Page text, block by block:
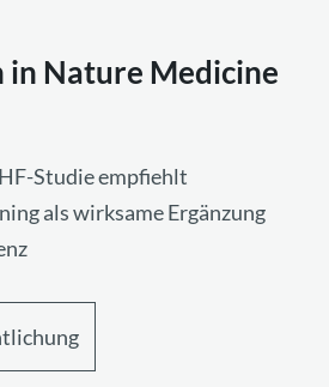
in Nature Medicine
Studie empfiehlt
als wirksame Ergänzung